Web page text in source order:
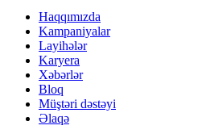
Haqqımızda
Kampaniyalar
Layihələr
Karyera
Xəbərlər
Bloq
Müştəri dəstəyi
Əlaqə